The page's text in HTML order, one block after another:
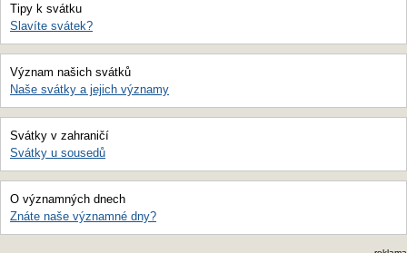
Tipy k svátku
Slavíte svátek?
Význam našich svátků
Naše svátky a jejich významy
Svátky v zahraničí
Svátky u sousedů
O významných dnech
Znáte naše významné dny?